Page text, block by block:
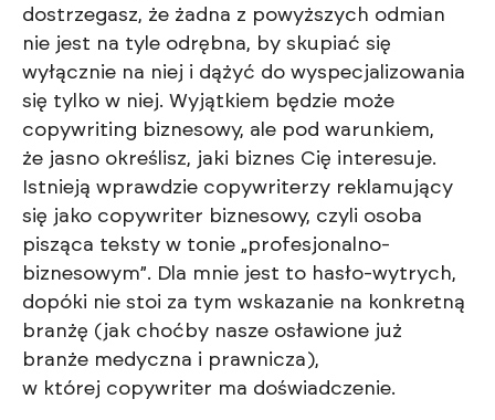
dostrzegasz, że żadna z powyższych odmian
nie jest na tyle odrębna, by skupiać się
wyłącznie na niej i dążyć do wyspecjalizowania
się tylko w niej. Wyjątkiem będzie może
copywriting biznesowy, ale pod warunkiem,
że jasno określisz, jaki biznes Cię interesuje.
Istnieją wprawdzie copywriterzy reklamujący
się jako copywriter biznesowy, czyli osoba
pisząca teksty w tonie „profesjonalno-
biznesowym”. Dla mnie jest to hasło-wytrych,
dopóki nie stoi za tym wskazanie na konkretną
branżę (jak choćby nasze osławione już
branże medyczna i prawnicza),
w której copywriter ma doświadczenie.